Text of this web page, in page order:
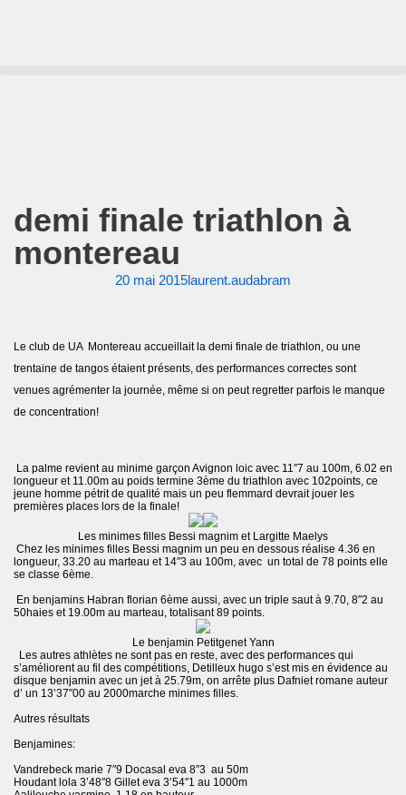
demi finale triathlon à
montereau
20 mai 2015laurent.audabram
Le club de UA Montereau accueillait la demi finale de triathlon, ou une
trentaine de tangos étaient présents, des performances correctes sont
venues agrémenter la journée, même si on peut regretter parfois le manque
de concentration!
La palme revient au minime garçon Avignon loic avec 11″7 au 100m, 6.02 en
longueur et 11.00m au poids termine 3ème du triathlon avec 102points, ce
jeune homme pétrit de qualité mais un peu flemmard devrait jouer les
premières places lors de la finale!
Les minimes filles Bessi magnim et Largitte Maelys
Chez les minimes filles Bessi magnim un peu en dessous réalise 4.36 en
longueur, 33.20 au marteau et 14″3 au 100m, avec un total de 78 points elle
se classe 6ème.
En benjamins Habran florian 6ème aussi, avec un triple saut à 9.70, 8″2 au
50haies et 19.00m au marteau, totalisant 89 points.
Le benjamin Petitgenet Yann
Les autres athlètes ne sont pas en reste, avec des performances qui
s’améliorent au fil des compétitions, Detilleux hugo s’est mis en évidence au
disque benjamin avec un jet à 25.79m, on arrête plus Dafniet romane auteur
d’ un 13’37″00 au 2000marche minimes filles.
Autres résultats
Benjamines:
Vandrebeck marie 7″9 Docasal eva 8″3 au 50m
Houdant lola 3’48″8 Gillet eva 3’54″1 au 1000m